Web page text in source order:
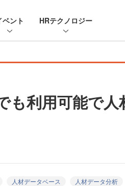
ベント HRテクノロジー
も利用可能で
人材データベース 人材データ分析